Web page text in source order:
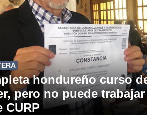
hondureño curso
pero no puede
CURP